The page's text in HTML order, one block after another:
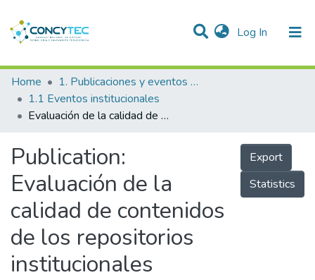
Log In (current)
Communities & Collections
Research Outputs
People
Statistics
Home
1. Publicaciones y eventos institucionales
1.1 Eventos institucionales
Evaluación de la calidad de contenidos de los repositorios institucionales
Publication:
Evaluación de la
calidad de contenidos
de los repositorios
institucionales
Export
Statistics